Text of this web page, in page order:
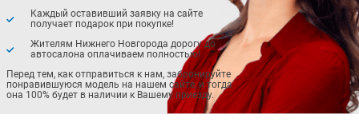
Каждый оставивший заявку на сайте
получает подарок при покупке!
Жителям Нижнего Новгорода дорогу до
автосалона оплачиваем полностью!
Перед тем, как отправиться к нам, забронируйте
понравившуюся модель на нашем сайте, и тогда
она 100% будет в наличии к Вашему приезду.